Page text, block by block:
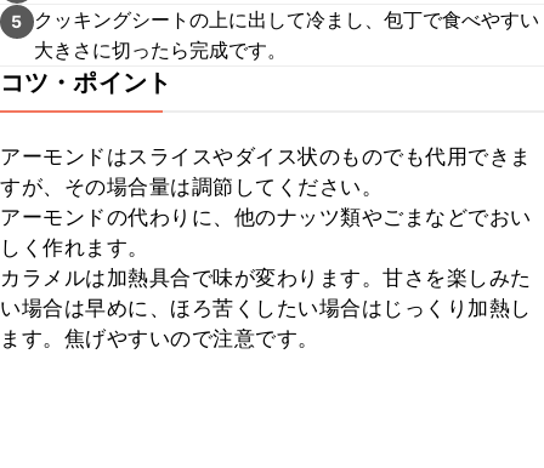
5
クッキングシートの上に出して冷まし、包丁で食べやすい
大きさに切ったら完成です。
コツ・ポイント
アーモンドはスライスやダイス状のものでも代用できま
すが、その場合量は調節してください。
アーモンドの代わりに、他のナッツ類やごまなどでおい
しく作れます。
カラメルは加熱具合で味が変わります。甘さを楽しみた
い場合は早めに、ほろ苦くしたい場合はじっくり加熱し
ます。焦げやすいので注意です。